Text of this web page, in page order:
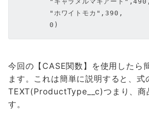
	0)
今回の【CASE関数】を使用したら
ます。これは簡単に説明すると、式
TEXT(ProductType__c)つまり、商
す。